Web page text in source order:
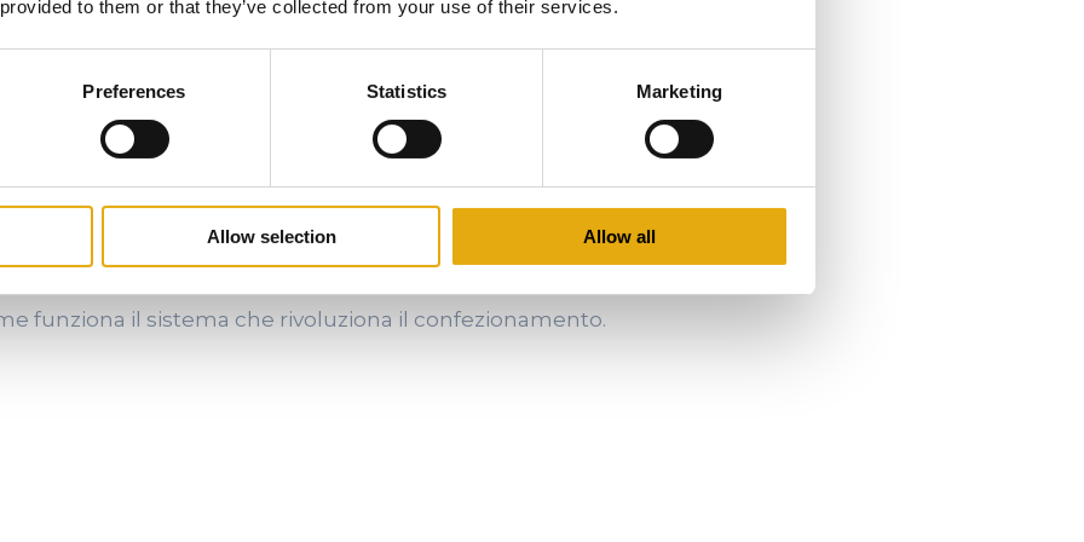
to them or that they’ve collected from your use of their services.
Preferences Statistics Marketing
Allow selection Allow all
FOODSYL
vogliono innovare il proprio packaging,Foodsyl
si propone come
peelaimateriali sostenibili, la tecnologia offre soluzioni pensate
di crescita e differenziazione.
funziona il sistema che rivoluziona il confezionamento.